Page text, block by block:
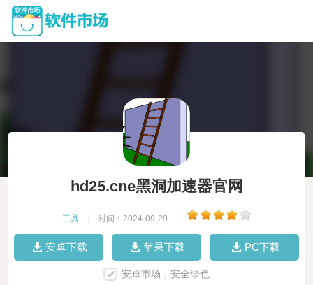
hd25.cne黑洞加速器官网
工具 时间：2024-09-29
安卓下载 苹果下载 PC下载
安卓市场，安全绿色